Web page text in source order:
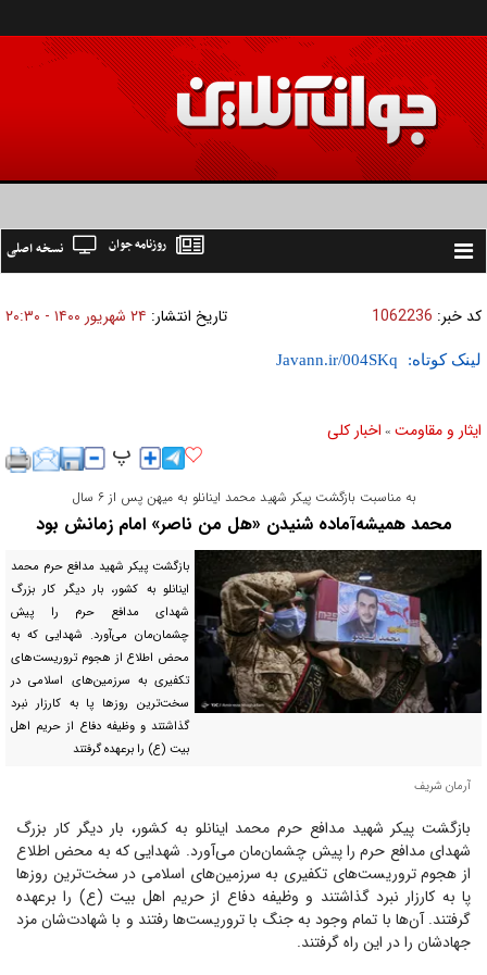
Toggle
نسخه اصلی روزنامه جوان
کد خبر: 1062236 تاریخ انتشار: ۲۴ شهريور ۱۴۰۰ - ۲۰:۳۰
لینک کوتاه:
ایثار و مقاومت » اخبار كلی
به مناسبت بازگشت پیکر شهید محمد اینانلو به میهن پس از ۶ سال
محمد همیشه‌آماده شنیدن «هل من ناصر» امام زمانش بود
بازگشت پیکر شهید مدافع حرم محمد
اینانلو به کشور، بار دیگر کار بزرگ
شهدای مدافع حرم را پیش
چشمان‌مان می‌آورد. شهدایی که به
محض اطلاع از هجوم تروریست‌های
تکفیری به سرزمین‌های اسلامی در
سخت‌ترین روز‌ها پا به کارزار نبرد
گذاشتند و وظیفه دفاع از حریم اهل
بیت (ع) را برعهده گرفتند
آرمان شریف
بازگشت پیکر شهید مدافع حرم محمد اینانلو به کشور، بار دیگر کار بزرگ
شهدای مدافع حرم را پیش چشمان‌مان می‌آورد. شهدایی که به محض اطلاع
از هجوم تروریست‌های تکفیری به سرزمین‌های اسلامی در سخت‌ترین روز‌ها
پا به کارزار نبرد گذاشتند و وظیفه دفاع از حریم اهل بیت (ع) را برعهده
گرفتند. آن‌ها با تمام وجود به جنگ با تروریست‌ها رفتند و با شهادت‌شان مزد
جهادشان را در این راه گرفتند.